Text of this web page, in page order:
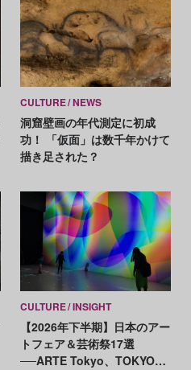
CULTURE NEWS
洞窟壁画の年代測定に初成
功！ 「仮面」は数千年かけて
描き足された？
CULTURE INSIGHT
【2026年下半期】日本のアー
トフェア＆芸術祭17選
──ARTE Tokyo、TOKYO